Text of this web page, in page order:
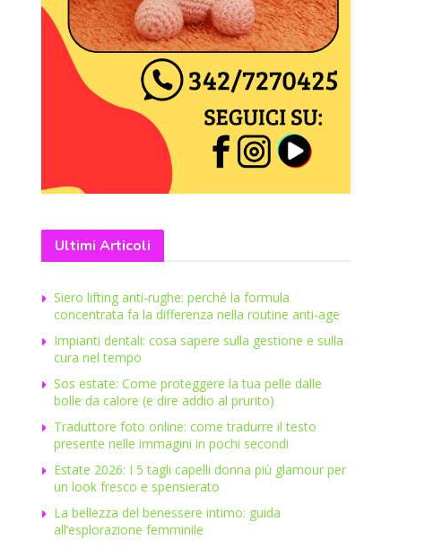
Ultimi Articoli
Siero lifting anti-rughe: perché la formula
concentrata fa la differenza nella routine anti-age
Impianti dentali: cosa sapere sulla gestione e sulla
cura nel tempo
Sos estate: Come proteggere la tua pelle dalle
bolle da calore (e dire addio al prurito)
Traduttore foto online: come tradurre il testo
presente nelle immagini in pochi secondi
Estate 2026: I 5 tagli capelli donna più glamour per
un look fresco e spensierato
La bellezza del benessere intimo: guida
all’esplorazione femminile